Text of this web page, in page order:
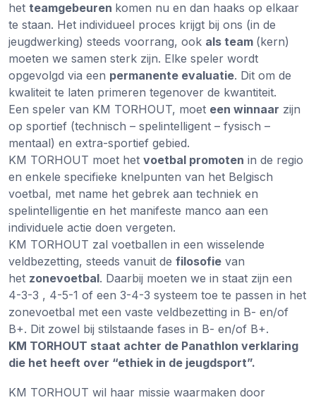
het teamgebeuren komen nu en dan haaks op elkaar
te staan. Het individueel proces krijgt bij ons (in de
jeugdwerking) steeds voorrang, ook als team (kern)
moeten we samen sterk zijn. Elke speler wordt
opgevolgd via een permanente evaluatie. Dit om de
kwaliteit te laten primeren tegenover de kwantiteit.
Een speler van KM TORHOUT, moet een winnaar zijn
op sportief (technisch – spelintelligent – fysisch –
mentaal) en extra-sportief gebied.
KM TORHOUT moet het voetbal promoten in de regio
en enkele specifieke knelpunten van het Belgisch
voetbal, met name het gebrek aan techniek en
spelintelligentie en het manifeste manco aan een
individuele actie doen vergeten.
KM TORHOUT zal voetballen in een wisselende
veldbezetting, steeds vanuit de filosofie van
het zonevoetbal. Daarbij moeten we in staat zijn een
4-3-3 , 4-5-1 of een 3-4-3 systeem toe te passen in het
zonevoetbal met een vaste veldbezetting in B- en/of
B+. Dit zowel bij stilstaande fases in B- en/of B+.
KM TORHOUT staat achter de Panathlon verklaring
die het heeft over “ethiek in de jeugdsport”.
KM TORHOUT wil haar missie waarmaken door